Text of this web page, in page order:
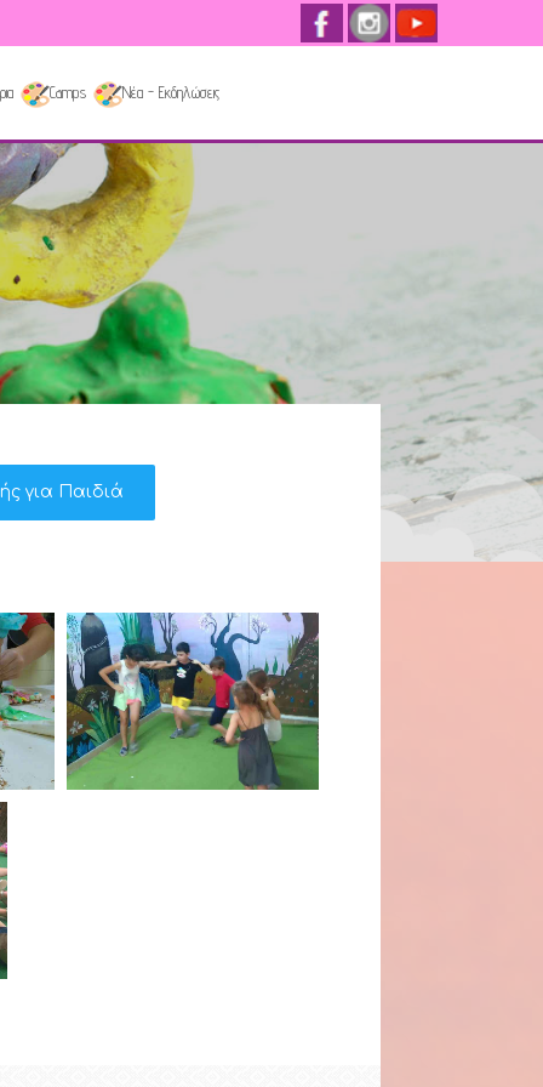
Camps Νέα - Εκδηλώσεις
για Παιδιά